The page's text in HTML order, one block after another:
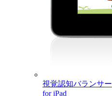
視覚認知バランサー
for iPad